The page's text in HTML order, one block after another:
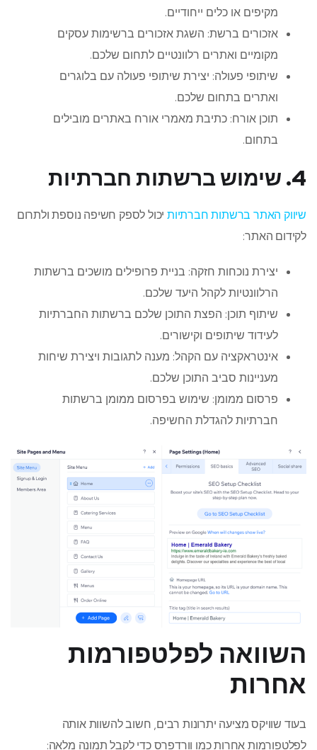
מקיפים או כלים ייחודיים.
אזכורים ברשת: השגת אזכורים ברשימות עסקים
מקומיים ואתרים רלוונטיים לתחום שלכם.
שיתופי פעולה: יצירת שיתופי פעולה עם בלוגרים
ואתרים בתחום שלכם.
תוכן אורח: כתיבת מאמרי אורח באתרים מובילים
בתחום.
4. שימוש ברשתות חברתיות
שיווק האתר ברשתות חברתיות יכול לספק חשיפה נוספת ולתרום
לקידום האתר:
יצירת נוכחות חזקה: בניית פרופילים מושכים ברשתות
הרלוונטיות לקהל היעד שלכם.
שיתוף תוכן: הפצת התוכן שלכם ברשתות החברתיות
לעידוד שיתופים וקישורים.
אינטראקציה עם הקהל: מענה לתגובות ויצירת שיחות
מעניינות סביב התוכן שלכם.
פרסום ממומן: שימוש בפרסום ממומן ברשתות
חברתיות להגדלת החשיפה.
השוואה לפלטפורמות
אחרות
בעוד שוויקס מציעה יתרונות רבים, חשוב להשוות אותה
לפלטפורמות אחרות כמו וורדפרס כדי לקבל תמונה מלאה: